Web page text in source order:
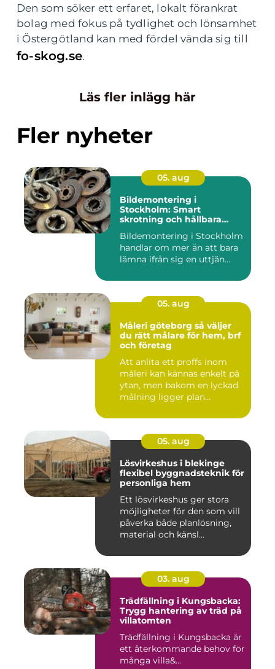
Den som söker ett erfaret, lokalt förankrat
bolag med fokus på tydlighet och lönsamhet
i Östergötland kan med fördel vända sig till
fo-skog.se.
Läs fler inlägg här
Fler nyheter
05. aug
Bildemontering i
Stockholm: Smart
skrotning och hållbara
Bildemontering i Stockholm
handlar om mer än att bara
lämna ifrån sig en uttjän...
05. aug
Måleri göteborg så väljer
du rätt målare för hem, brf
och företag
Att anlita ett proffs inom
måleri kan kännas enkelt på
ytan, men bakom en lyckad
målning ligger plan...
05. aug
Lösvirkeshus i blekinge
flexibel byggnadsteknik för
personliga hem
Ett lösvirkeshus ger stora
möjligheter för den som vill
påverka både planlösning,
material och känsl...
03. aug
Trädfällning i Kungsbacka:
Trygg hantering av träd på
villatomten
Trädfällning i Kungsbacka är
ett återkommande behov för
många villa&...